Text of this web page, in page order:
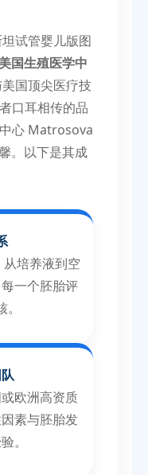
试管婴儿版图
国生殖医学中
国顶尖医疗技
口耳相传的品
心 Matrosova
。以下是其成
从培养液到空
一个胚胎评
欧洲高资质
素与胚胎发
。